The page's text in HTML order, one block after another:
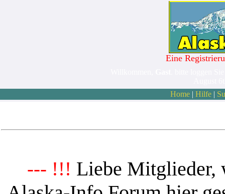
Eine
Home| Hilfe|
--- !!! Liebe Mitglieder,